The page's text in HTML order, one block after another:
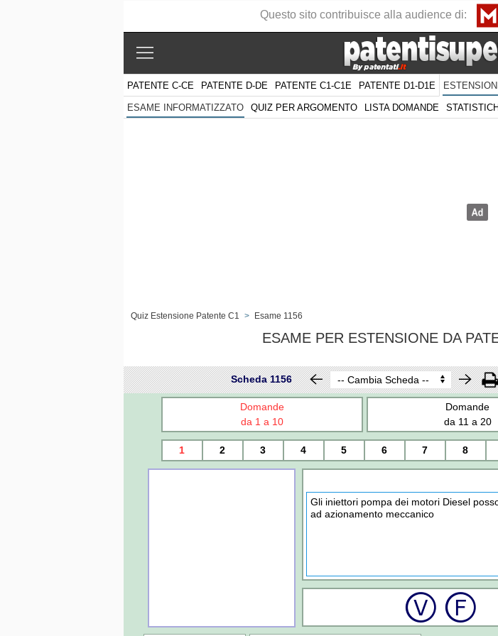
PATENTE C-CE PATENTE D-DE PATENTE C1-C1E PATENTE D1-D1E
ESAME INFORMATIZZATO QUIZ PER ARGOMENTO LISTA DOMANDE
Quiz Estensione Patente C1 > Esame 1156
ESAME PER ESTENSIONE DA
Scheda 1156
Domande
da 1 a 10
Domande
da 11 a 20
1 2 3 4 5 6 7 8
Gli iniettori pompa dei motori Diesel
ad azionamento meccanico
Questo sito contribuisce alla audience di: